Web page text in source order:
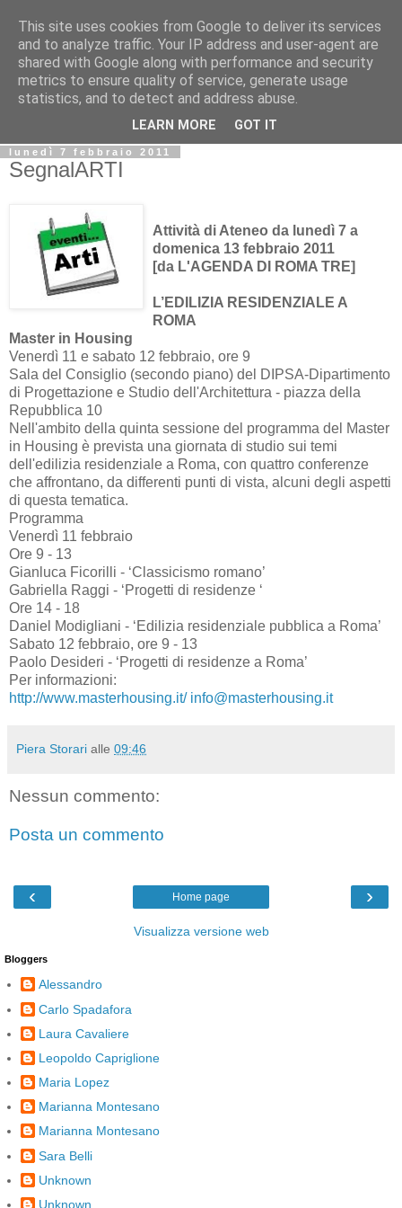
Biblio@rti in
Il Blog della Biblioteca di Area delle arti per condividere
informazioni iniziative incontri
lunedì 7 febbraio 2011
SegnalARTI
Attività di Ateneo da lunedì 7 a
domenica 13 febbraio 2011
[da L'AGENDA DI ROMA TRE]
L’EDILIZIA RESIDENZIALE A
ROMA
Master in Housing
Venerdì 11 e sabato 12 febbraio, ore 9
Sala del Consiglio (secondo piano) del DIPSA-Dipartimento
di Progettazione e Studio dell'Architettura - piazza della
Repubblica 10
Nell'ambito della quinta sessione del programma del Master
in Housing è prevista una giornata di studio sui temi
dell'edilizia residenziale a Roma, con quattro conferenze
che affrontano, da differenti punti di vista, alcuni degli aspetti
di questa tematica.
Programma
Venerdì 11 febbraio
Ore 9 - 13
Gianluca Ficorilli - ‘Classicismo romano’
Gabriella Raggi - ‘Progetti di residenze ‘
Ore 14 - 18
Daniel Modigliani - ‘Edilizia residenziale pubblica a Roma’
Sabato 12 febbraio, ore 9 - 13
Paolo Desideri - ‘Progetti di residenze a Roma’
Per informazioni:
http://www.masterhousing.it/ info@masterhousing.it
Piera Storari alle 09:46
Nessun commento:
Posta un commento
‹ ›
Home page
Visualizza versione web
Bloggers
Alessandro
Carlo Spadafora
Laura Cavaliere
Leopoldo Capriglione
Maria Lopez
Marianna Montesano
Marianna Montesano
Sara Belli
Unknown
Unknown
This site uses cookies from Google to deliver its services
and to analyze traffic. Your IP address and user-agent are
shared with Google along with performance and security
metrics to ensure quality of service, generate usage
statistics, and to detect and address abuse.
LEARN MORE GOT IT